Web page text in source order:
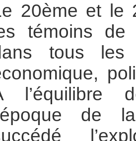
20ème et le
témoins de
tous les
l’équilibre
de